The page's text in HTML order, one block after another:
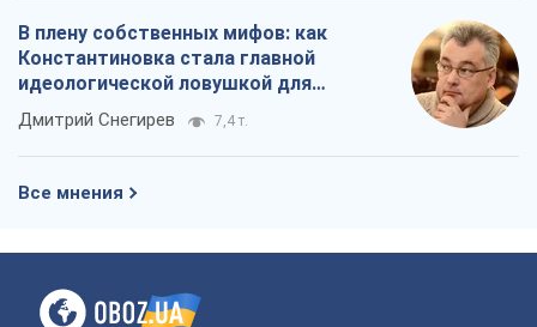
В плену собственных мифов: как
Константиновка стала главной
идеологической ловушкой для
российских оккупантов
Дмитрий Снегирев 7,4 т.
Все мнения